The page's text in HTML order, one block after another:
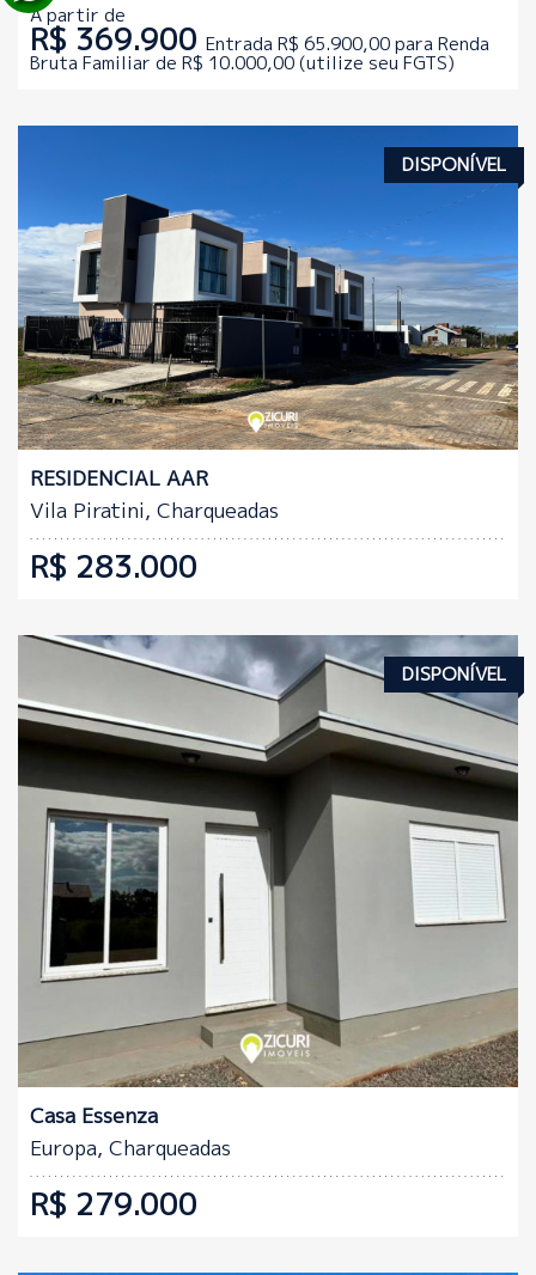
A partir de
R$ 369.900 Entrada R$ 65.900,00 para Renda
Bruta Familiar de R$ 10.000,00 (utilize seu FGTS)
Quartos:
2
Banheiros:
1
DISPONÍVEL
RESIDENCIAL AAR
Vila Piratini, Charqueadas
R$ 283.000
Quartos:
2
Banheiros:
1
DISPONÍVEL
Casa Essenza
Europa, Charqueadas
R$ 279.000